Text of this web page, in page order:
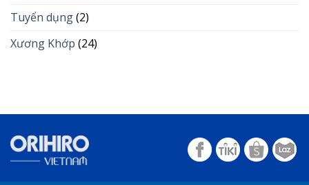
Tuyển dụng(2)
Xương Khớp (24)